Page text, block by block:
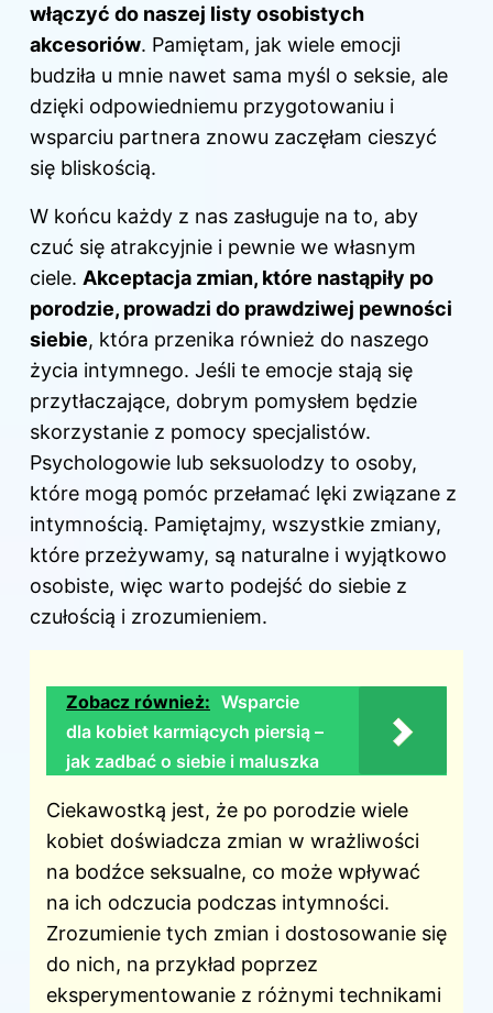
włączyć do naszej listy osobistych
akcesoriów. Pamiętam, jak wiele emocji
budziła u mnie nawet sama myśl o seksie, ale
dzięki odpowiedniemu przygotowaniu i
wsparciu partnera znowu zaczęłam cieszyć
się bliskością.
W końcu każdy z nas zasługuje na to, aby
czuć się atrakcyjnie i pewnie we własnym
ciele. Akceptacja zmian, które nastąpiły po
porodzie, prowadzi do prawdziwej pewności
siebie, która przenika również do naszego
życia intymnego. Jeśli te emocje stają się
przytłaczające, dobrym pomysłem będzie
skorzystanie z pomocy specjalistów.
Psychologowie lub seksuolodzy to osoby,
które mogą pomóc przełamać lęki związane z
intymnością. Pamiętajmy, wszystkie zmiany,
które przeżywamy, są naturalne i wyjątkowo
osobiste, więc warto podejść do siebie z
czułością i zrozumieniem.
Zobacz również: Wsparcie
dla kobiet karmiących piersią –
jak zadbać o siebie i maluszka
Ciekawostką jest, że po porodzie wiele
kobiet doświadcza zmian w wrażliwości
na bodźce seksualne, co może wpływać
na ich odczucia podczas intymności.
Zrozumienie tych zmian i dostosowanie się
do nich, na przykład poprzez
eksperymentowanie z różnymi technikami